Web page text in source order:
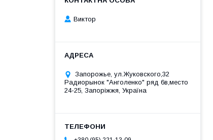
Виктор
Запорожье, ул.Жуковского,32
Радиорынок "Анголенко" ряд 6в,место
24-25, Запоріжжя, Україна